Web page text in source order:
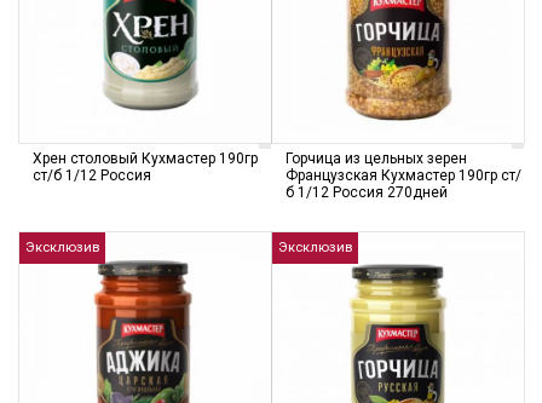
Хрен столовый Кухмастер 190гр
ст/б 1/12 Россия
Горчица из цельных зерен
Французская Кухмастер 190гр ст/
б 1/12 Россия 270дней
Эксклюзив Эксклюзив